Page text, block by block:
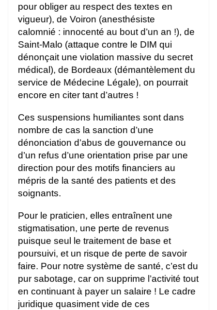
pour obliger au respect des textes en
vigueur), de Voiron (anesthésiste
calomnié : innocenté au bout d’un an !), de
Saint-Malo (attaque contre le DIM qui
dénonçait une violation massive du secret
médical), de Bordeaux (démantèlement du
service de Médecine Légale), on pourrait
encore en citer tant d’autres !
Ces suspensions humiliantes sont dans
nombre de cas la sanction d’une
dénonciation d’abus de gouvernance ou
d’un refus d’une orientation prise par une
direction pour des motifs financiers au
mépris de la santé des patients et des
soignants.
Pour le praticien, elles entraînent une
stigmatisation, une perte de revenus
puisque seul le traitement de base et
poursuivi, et un risque de perte de savoir
faire. Pour notre système de santé, c’est du
pur sabotage, car on supprime l’activité tout
en continuant à payer un salaire ! Le cadre
juridique quasiment vide de ces